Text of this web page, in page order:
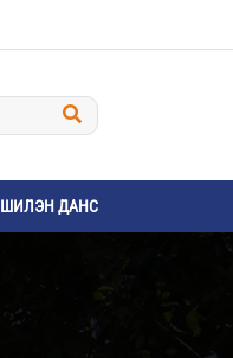
ШИЛЭН ДАНС